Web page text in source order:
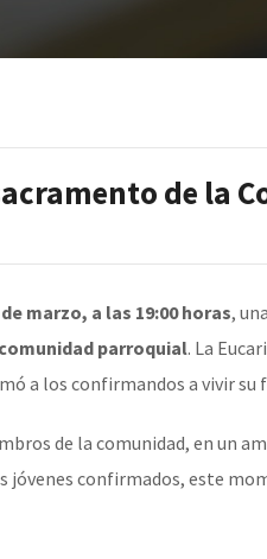
de la
marzo, a las 19:00 horas,
parroquial. La
a los confirmandos a vivir
de la comunidad, en un
jóvenes confirmados, este